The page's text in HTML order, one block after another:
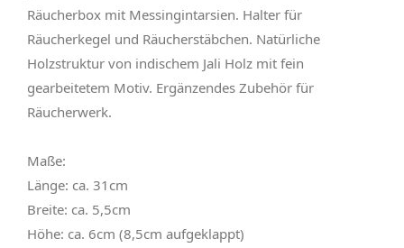
Räucherbox mit Messingintarsien. Halter für
Räucherkegel und Räucherstäbchen. Natürliche
Holzstruktur von indischem Jali Holz mit fein
gearbeitetem Motiv. Ergänzendes Zubehör für
Räucherwerk.
Maße:
Länge: ca. 31cm
Breite: ca. 5,5cm
Höhe: ca. 6cm (8,5cm aufgeklappt)